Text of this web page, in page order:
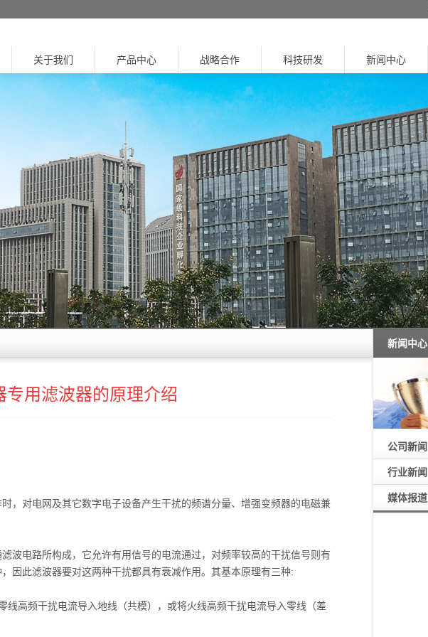
关于我们 产品中心 战略合作 科技研发 新闻中心
专用滤波器的原理介绍
，对电网及其它数字电子设备产生干扰的频谱分量、增强变频器的电磁兼
波电路所构成，它允许有用信号的电流通过，对频率较高的干扰信号则有
因此滤波器要对这两种干扰都具有衰减作用。其基本原理有三种:
线高频干扰电流导入地线（共模），或将火线高频干扰电流导入零线（差
新闻中心
公司新闻
行业新闻
媒体报道